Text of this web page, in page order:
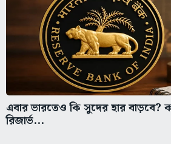
এবার ভারতেও কি সুদের হার বাড়বে?
রিজার্ভ...